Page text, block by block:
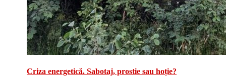
Criza energetică. Sabotaj, prostie sau hoție?